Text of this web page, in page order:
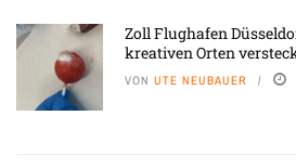
Zoll Flughafen
kreativen Orten
VON UTE NEUBAUER